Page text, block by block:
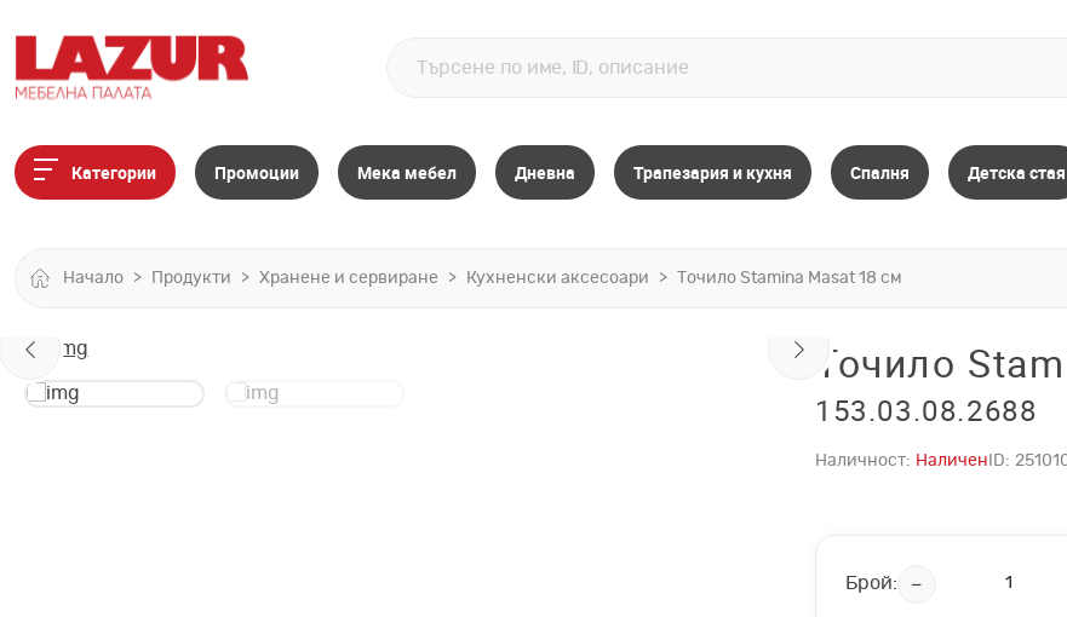
Категории Промоции Мека мебел Дневна Трапезария и кухня Спалня Детска стая
Начало Продукти Хранене и сервиране Кухненски аксесоари Точило Stamina Masat 18 см
Точило
153.03.08.2688
Наличност: Наличен ID:
Брой: